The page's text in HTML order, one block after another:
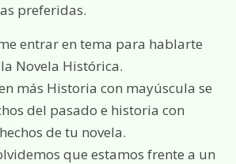
preferidas.
entrar en tema para hablarte
Novela Histórica.
más Historia con mayúscula se
del pasado e historia con
de tu novela.
que estamos frente a un